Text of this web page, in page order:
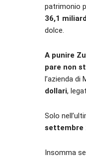
patrimonio
36,1
dolce.
A punire
pare non
l’azienda di
dollari,
Solo
settembre
Insomma